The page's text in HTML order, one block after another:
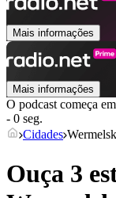
Mais informações
Mais informações
O podcast começa em
- 0 seg.
Cidades
Ouça 3